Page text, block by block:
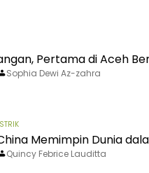
Pertama di Aceh
Sophia Dewi Az-zahra
Memimpin Dunia
Quincy Febrice Lauditta